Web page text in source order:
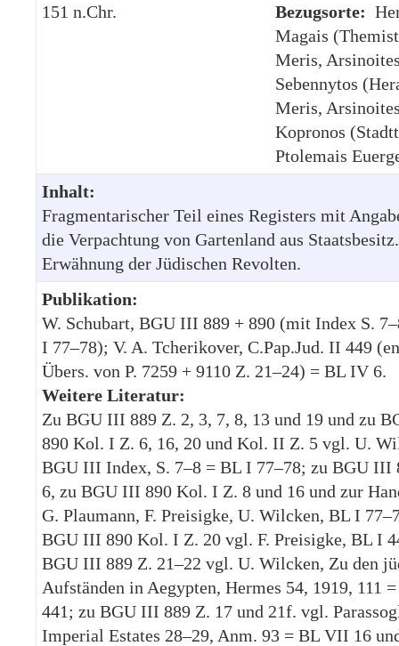
151 n.Chr.
Bezugsorte:
Magais
Meris,
Sebennytos
Meris,
Kopronos
Ptolemais
Inhalt:
Fragmentarischer Teil eines Registers mit
die Verpachtung von Gartenland aus Staatsbesitz.
Erwähnung der Jüdischen Revolten.
Publikation:
W. Schubart, BGU III 889 + 890 (mit Index S.
I 77–78); V. A. Tcherikover, C.Pap.Jud. II 449
Übers. von P. 7259 + 9110 Z. 21–24) = BL IV 6.
Weitere Literatur:
Zu BGU III 889 Z. 2, 3, 7, 8, 13 und 19 und zu
890 Kol. I Z. 6, 16, 20 und Kol. II Z. 5 vgl. U.
BGU III Index, S. 7–8 = BL I 77–78; zu BGU III
6, zu BGU III 890 Kol. I Z. 8 und 16 und zur
G. Plaumann, F. Preisigke, U. Wilcken, BL I
BGU III 890 Kol. I Z. 20 vgl. F. Preisigke, BL I
BGU III 889 Z. 21–22 vgl. U. Wilcken, Zu den
Aufständen in Aegypten, Hermes 54, 1919, 111
441; zu BGU III 889 Z. 17 und 21f. vgl.
Imperial Estates 28–29, Anm. 93 = BL VII 16